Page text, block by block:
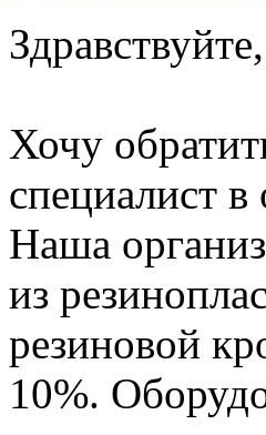
Хочу
специалист
Наша
из
резиновой
10%.